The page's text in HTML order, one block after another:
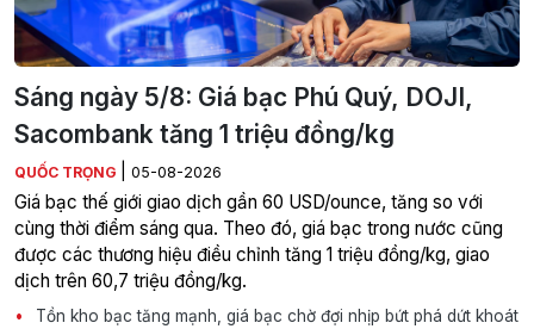
Sáng ngày 5/8: Giá bạc Phú Quý, DOJI,
Sacombank tăng 1 triệu đồng/kg
QUỐC TRỌNG 05-08-2026
Giá bạc thế giới giao dịch gần 60 USD/ounce, tăng so với
cùng thời điểm sáng qua. Theo đó, giá bạc trong nước cũng
được các thương hiệu điều chỉnh tăng 1 triệu đồng/kg, giao
dịch trên 60,7 triệu đồng/kg.
Tồn kho bạc tăng mạnh, giá bạc chờ đợi nhịp bứt phá dứt khoát